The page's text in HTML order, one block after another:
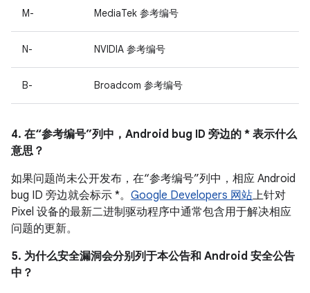
M- MediaTek 参考编号
N- NVIDIA 参考编号
B- Broadcom 参考编号
4. 在“参考编号”列中，Android bug ID 旁边的 * 表示什么
意思？
如果问题尚未公开发布，在“参考编号”列中，相应 Android
bug ID 旁边就会标示 *。 Google Developers 网站上针对
Pixel 设备的最新二进制驱动程序中通常包含用于解决相应
问题的更新。
5. 为什么安全漏洞会分别列于本公告和 Android 安全公告
中？